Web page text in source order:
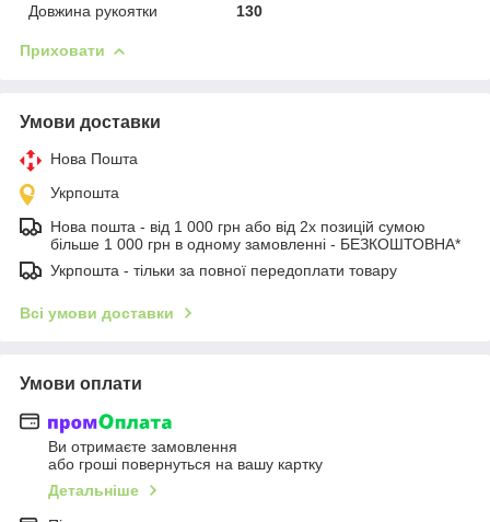
Довжина рукоятки
130
Приховати
Умови доставки
Нова Пошта
Укрпошта
Нова пошта - від 1 000 грн або від 2х позицій сумою
більше 1 000 грн в одному замовленні - БЕЗКОШТОВНА*
Укрпошта - тільки за повної передоплати товару
Всі умови доставки
Умови оплати
Ви отримаєте замовлення
або гроші повернуться на вашу картку
Детальніше